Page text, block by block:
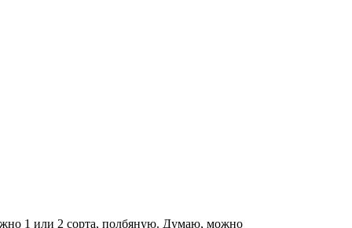
1 или 2 сорта, полбяную. Думаю, можно